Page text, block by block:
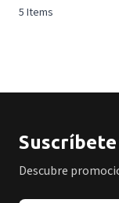
5 Items
Descubre